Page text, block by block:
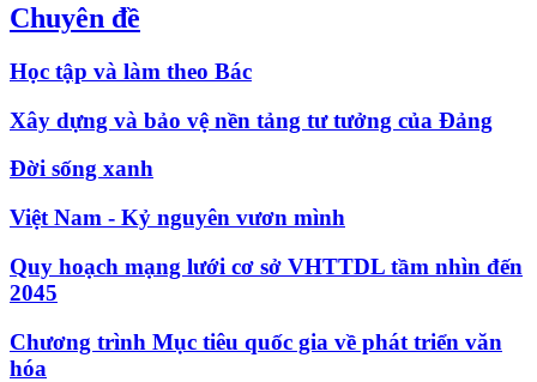
Chuyên đề
Học tập và làm theo Bác
Xây dựng và bảo vệ nền tảng tư tưởng của Đảng
Đời sống xanh
Việt Nam - Kỷ nguyên vươn mình
Quy hoạch mạng lưới cơ sở VHTTDL tầm nhìn đến
2045
Chương trình Mục tiêu quốc gia về phát triển văn
hóa